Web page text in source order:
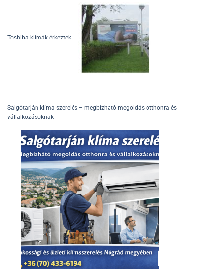
Toshiba klímák érkeztek
Salgótarján klíma szerelés – megbízható megoldás otthonra és
vállalkozásoknak